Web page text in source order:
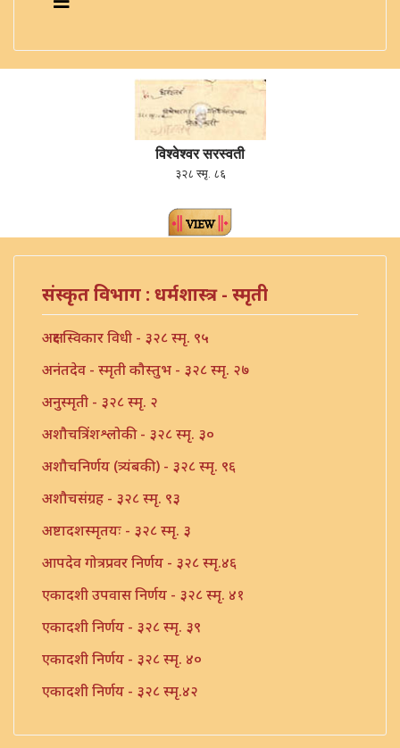
विश्वेश्वर सरस्वती
३२८ स्मृ. ८६
संस्कृत विभाग : धर्मशास्त्र - स्मृती
अक्षर स्विकार विधी - ३२८ स्मृ. ९५
अनंतदेव - स्मृती कौस्तुभ - ३२८ स्मृ. २७
अनुस्मृती - ३२८ स्मृ. २
अशौचत्रिंशश्लोकी - ३२८ स्मृ. ३०
अशौचनिर्णय (त्र्यंबकी) - ३२८ स्मृ. ९६
अशौचसंग्रह - ३२८ स्मृ. ९३
अष्टादशस्मृतयः - ३२८ स्मृ. ३
आपदेव गोत्रप्रवर निर्णय - ३२८ स्मृ.४६
एकादशी उपवास निर्णय - ३२८ स्मृ. ४१
एकादशी निर्णय - ३२८ स्मृ. ३९
एकादशी निर्णय - ३२८ स्मृ. ४०
एकादशी निर्णय - ३२८ स्मृ.४२